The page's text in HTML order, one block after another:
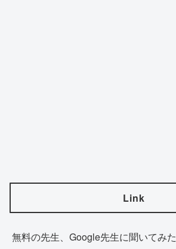
Link
無料の先生、Google先生に聞いてみた